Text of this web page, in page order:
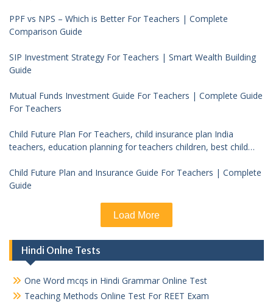
PPF vs NPS – Which is Better For Teachers | Complete
Comparison Guide
SIP Investment Strategy For Teachers | Smart Wealth Building
Guide
Mutual Funds Investment Guide For Teachers | Complete Guide
For Teachers
Child Future Plan For Teachers, child insurance plan India
teachers, education planning for teachers children, best child
Child Future Plan and Insurance Guide For Teachers | Complete
Guide
Load More
Hindi Onlne Tests
One Word mcqs in Hindi Grammar Online Test
Teaching Methods Online Test For REET Exam